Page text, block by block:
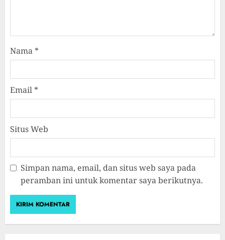
Nama *
Email *
Situs Web
Simpan nama, email, dan situs web saya pada
peramban ini untuk komentar saya berikutnya.